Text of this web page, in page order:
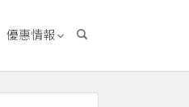
優惠情報